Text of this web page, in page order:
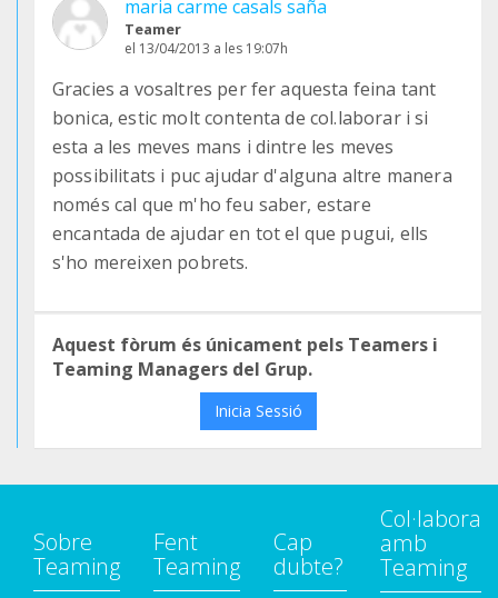
maria carme casals saña
Teamer
el 13/04/2013 a les 19:07h
Gracies a vosaltres per fer aquesta feina tant
bonica, estic molt contenta de col.laborar i si
esta a les meves mans i dintre les meves
possibilitats i puc ajudar d'alguna altre manera
només cal que m'ho feu saber, estare
encantada de ajudar en tot el que pugui, ells
s'ho mereixen pobrets.
Aquest fòrum és únicament pels Teamers i
Teaming Managers del Grup.
Inicia Sessió
Sobre
Teaming
Fent
Teaming
Cap
dubte?
Col·labora
amb
Teaming